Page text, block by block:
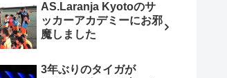
AS.Laranja Kyotoのサ
ッカーアカデミーにお邪
魔しました
3年ぶりのタイガが